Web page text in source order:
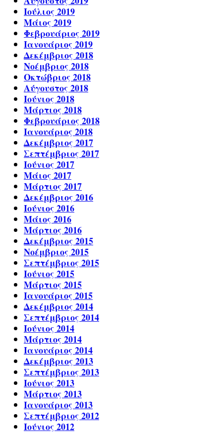
Ιούλιος 2019
Μάιος 2019
Φεβρουάριος 2019
Ιανουάριος 2019
Δεκέμβριος 2018
Νοέμβριος 2018
Οκτώβριος 2018
Αύγουστος 2018
Ιούνιος 2018
Μάρτιος 2018
Φεβρουάριος 2018
Ιανουάριος 2018
Δεκέμβριος 2017
Σεπτέμβριος 2017
Ιούνιος 2017
Μάιος 2017
Μάρτιος 2017
Δεκέμβριος 2016
Ιούνιος 2016
Μάιος 2016
Μάρτιος 2016
Δεκέμβριος 2015
Νοέμβριος 2015
Σεπτέμβριος 2015
Ιούνιος 2015
Μάρτιος 2015
Ιανουάριος 2015
Δεκέμβριος 2014
Σεπτέμβριος 2014
Ιούνιος 2014
Μάρτιος 2014
Ιανουάριος 2014
Δεκέμβριος 2013
Σεπτέμβριος 2013
Ιούνιος 2013
Μάρτιος 2013
Ιανουάριος 2013
Σεπτέμβριος 2012
Ιούνιος 2012